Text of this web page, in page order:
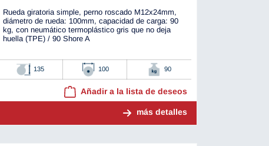
Rueda giratoria simple, perno roscado M12x24mm,
diámetro de rueda: 100mm, capacidad de carga: 90
kg, con neumático termoplástico gris que no deja
huella (TPE) / 90 Shore A
135 100 90
Añadir a la lista de deseos
más detalles